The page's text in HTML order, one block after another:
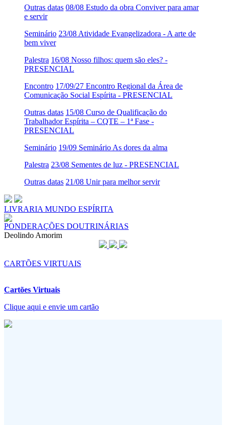
Outras datas 08/08 Estudo da obra Conviver para amar
e servir
Seminário 23/08 Atividade Evangelizadora - A arte de
bem viver
Palestra 16/08 Nosso filhos: quem são eles? -
PRESENCIAL
Encontro 17/09/27 Encontro Regional da Área de
Comunicação Social Espírita - PRESENCIAL
Outras datas 15/08 Curso de Qualificação do
Trabalhador Espírita – CQTE – 1ª Fase -
PRESENCIAL
Seminário 19/09 Seminário As dores da alma
Palestra 23/08 Sementes de luz - PRESENCIAL
Outras datas 21/08 Unir para melhor servir
LIVRARIA MUNDO ESPÍRITA
PONDERAÇÕES DOUTRINÁRIAS
Deolindo Amorim
CARTÕES VIRTUAIS
Cartões Virtuais
Clique aqui e envie um cartão